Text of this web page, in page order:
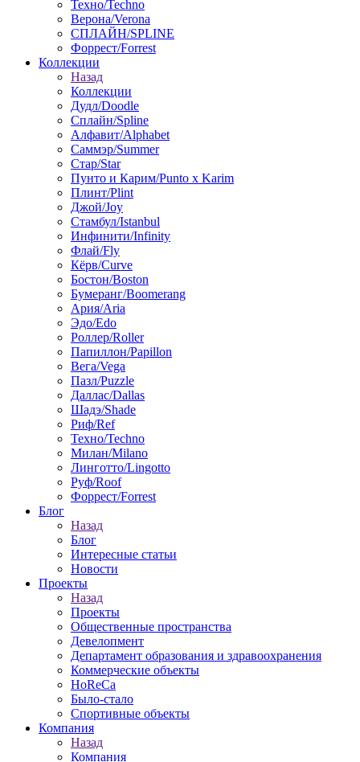
Техно/Techno
Верона/Verona
СПЛАЙН/SPLINE
Форрест/Forrest
Коллекции
Назад
Коллекции
Дудл/Doodle
Сплайн/Spline
Алфавит/Alphabet
Саммэр/Summer
Стар/Star
Пунто и Карим/Punto x Karim
Плинт/Plint
Джой/Joy
Стамбул/Istanbul
Инфинити/Infinity
Флай/Fly
Кёрв/Curve
Бостон/Boston
Бумеранг/Boomerang
Ария/Aria
Эдо/Edo
Роллер/Roller
Папиллон/Papillon
Вега/Vega
Пазл/Puzzle
Даллас/Dallas
Шадэ/Shade
Риф/Ref
Техно/Techno
Милан/Milano
Линготто/Lingotto
Руф/Roof
Форрест/Forrest
Блог
Назад
Блог
Интересные статьи
Новости
Проекты
Назад
Проекты
Общественные пространства
Девелопмент
Департамент образования и здравоохранения
Коммерческие объекты
HoReCa
Было-стало
Спортивные объекты
Компания
Назад
Компания